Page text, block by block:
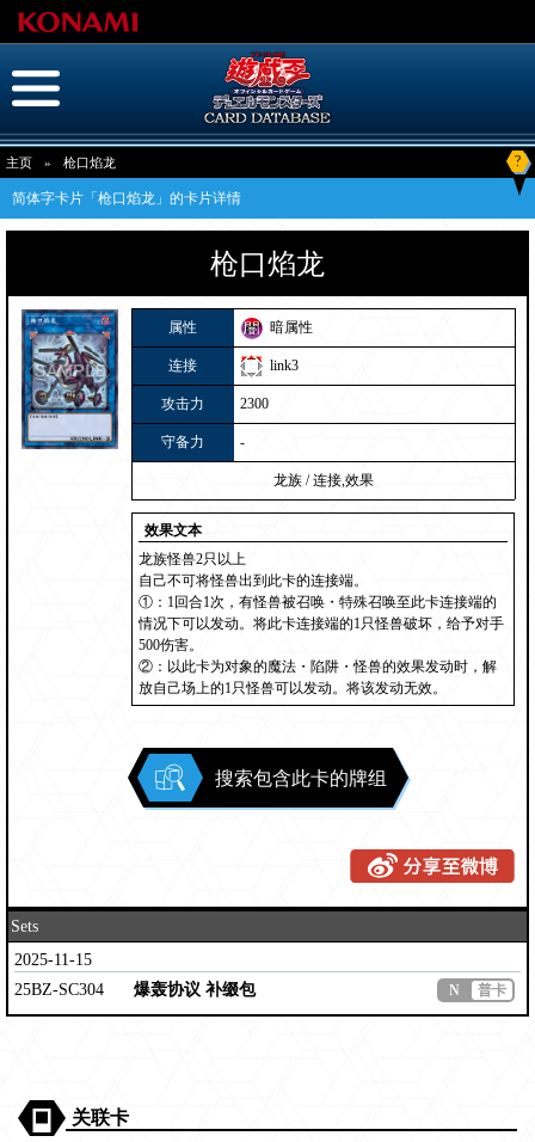
主页 » 枪口焰龙 ?
简体字卡片「枪口焰龙」的卡片详情
枪口焰龙
属性 暗属性
连接 link3
攻击力 2300
守备力 -
龙族 / 连接,效果
效果文本
龙族怪兽2只以上
自己不可将怪兽出到此卡的连接端。
①：1回合1次，有怪兽被召唤・特殊召唤至此卡连接端的
情况下可以发动。将此卡连接端的1只怪兽破坏，给予对手
500伤害。
②：以此卡为对象的魔法・陷阱・怪兽的效果发动时，解
放自己场上的1只怪兽可以发动。将该发动无效。
搜索包含此卡的牌组
Sets
2025-11-15
25BZ-SC304
爆轰协议 补缀包 N 普卡
关联卡